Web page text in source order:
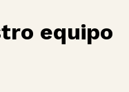
equipo